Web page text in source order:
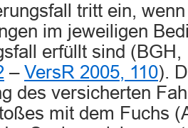
tritt ein,
im jeweiligen
erfüllt sind (BGH,
– VersR 2005, 110).
des versicherten
mit dem Fuchs